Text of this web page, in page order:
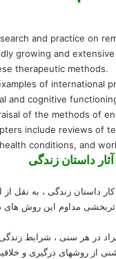
and practice on
growing and
therapeutic methods.
of international
and cognitive
of the methods of
include reviews of
conditions, and
داستان زندگی
داستان زندگی ، به نقل از
مداوم این روش های
در هر سنی ، شرایط
از روشهای درگیری و